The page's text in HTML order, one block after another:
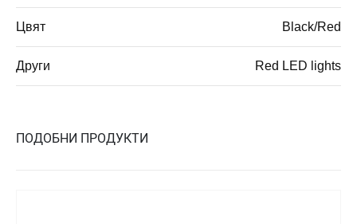
Цвят Black/Red
Други Red LED lights
ПОДОБНИ ПРОДУКТИ